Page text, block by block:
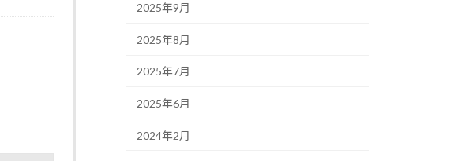
2025年9月
2025年8月
2025年7月
2025年6月
2024年2月